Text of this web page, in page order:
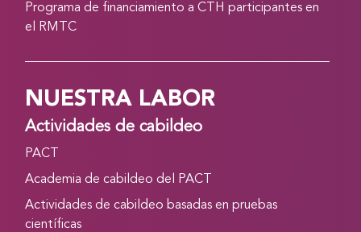
Programa de financiamiento a CTH participantes en
el RMTC
NUESTRA LABOR
Actividades de cabildeo
PACT
Academia de cabildeo del PACT
Actividades de cabildeo basadas en pruebas
científicas